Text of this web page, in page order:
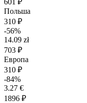
601 ₽
Польша
310 ₽
-56%
14.09 zł
703 ₽
Европа
310 ₽
-84%
3.27 €
1896 ₽